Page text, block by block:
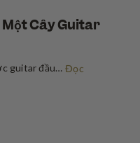
Một Cây Guitar
Bạn sẽ không bao giờ quên cây được guitar đầu tiên. Vài người trong chúng ta thậm chí sẽ giữ nó suốt cả cuộc đời. Nhưng hầu hết mọi người đều không chỉ chơi một cây guitar, sẽ đến lúc chúng ta cảm thấy rằng chúng ta đã đạt đến… Đọc